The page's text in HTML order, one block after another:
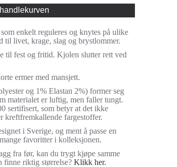
enkelt reguleres og knytes på ulike
til livet, krage, slag og brystlommer.
til fest og fritid. Kjolen slutter rett ved
ermer med mansjett.
og 1% Elastan 2%) former seg
materialet er luftig, men faller tungt.
sertifisert, som betyr at det ikke
kreftfremkallende fargestoffer.
i Sverige, og ment å passe en
favoritter i kolleksjonen.
fra før, kan du trygt kjøpe samme
finne riktig størrelse? Klikk her.